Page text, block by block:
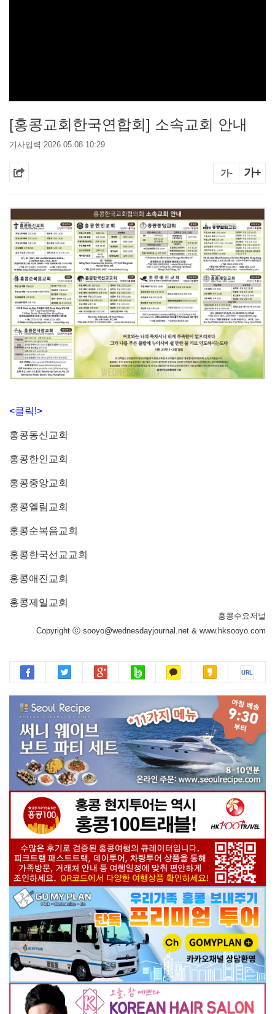
[홍콩교회한국연합회] 소속교회 안내
기사입력 2026.05.08 10:29
가- 가+
<클릭!>
홍콩동신교회
홍콩한인교회
홍콩중앙교회
홍콩엘림교회
홍콩순복음교회
홍콩한국선교교회
홍콩애진교회
홍콩제일교회
홍콩수요저널
Copyright ⓒ sooyo@wednesdayjournal.net & www.hksooyo.com